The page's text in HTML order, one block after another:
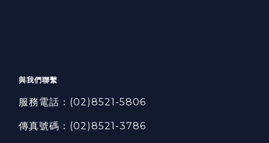
與我們聯繫
服務電話： (02)8521-5806
傳真號碼： (02)8521-3786